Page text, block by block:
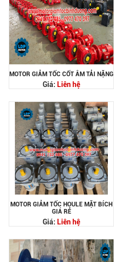
MOTOR GIẢM TỐC CỐT ÂM TẢI NẶNG
Giá: Liên hệ
MOTOR GIẢM TỐC HOULE MẶT BÍCH
GIÁ RẺ
Giá: Liên hệ